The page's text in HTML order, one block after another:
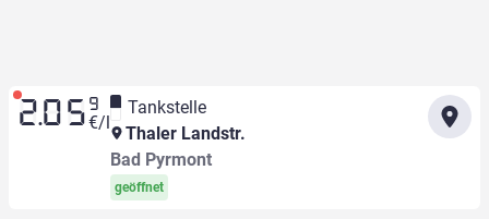
2.05 9
€/l
Tankstelle
Thaler Landstr.
Bad Pyrmont
geöffnet